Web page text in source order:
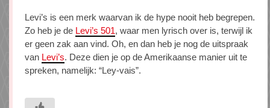
Levi’s is een merk waarvan ik de hype nooit heb begrepen.
Zo heb je de Levi’s 501, waar men lyrisch over is, terwijl ik
er geen zak aan vind. Oh, en dan heb je nog de uitspraak
van Levi’s. Deze dien je op de Amerikaanse manier uit te
spreken, namelijk: “Ley-vais”.